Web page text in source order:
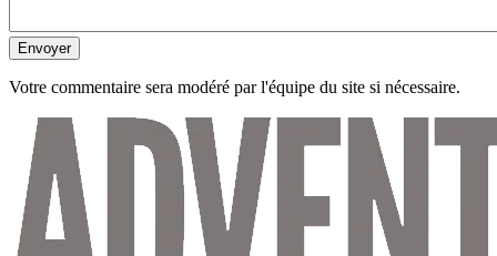
Envoyer
Votre commentaire sera modéré par l'équipe du site si nécessaire.